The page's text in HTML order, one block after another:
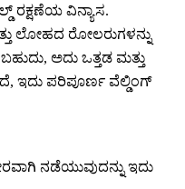
ರಕ್ಷಣೆಯ ವಿನ್ಯಾಸ.
ಲೋಹದ ರೋಲರುಗಳನ್ನು
ಅದು ಒತ್ತಡ ಮತ್ತು
ಇದು ಪರಿಪೂರ್ಣ ವೆಲ್ಡಿಂಗ್
ನಡೆಯುವುದನ್ನು ಇದು